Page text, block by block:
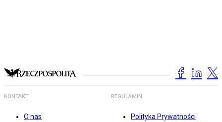
KONTAKT
O nas
REGULAMIN
Polityka Prywatności